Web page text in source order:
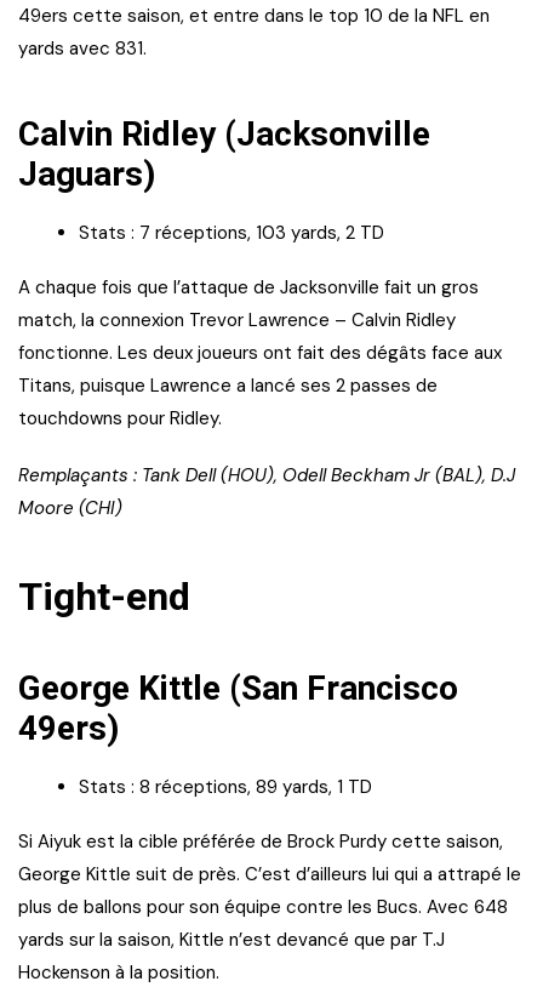
49ers cette saison, et entre dans le top 10 de la NFL en
yards avec 831.
Calvin Ridley (Jacksonville
Jaguars)
Stats : 7 réceptions, 103 yards, 2 TD
A chaque fois que l’attaque de Jacksonville fait un gros
match, la connexion Trevor Lawrence – Calvin Ridley
fonctionne. Les deux joueurs ont fait des dégâts face aux
Titans, puisque Lawrence a lancé ses 2 passes de
touchdowns pour Ridley.
Remplaçants : Tank Dell (HOU), Odell Beckham Jr (BAL), D.J
Moore (CHI)
Tight-end
George Kittle (San Francisco
49ers)
Stats : 8 réceptions, 89 yards, 1 TD
Si Aiyuk est la cible préférée de Brock Purdy cette saison,
George Kittle suit de près. C’est d’ailleurs lui qui a attrapé le
plus de ballons pour son équipe contre les Bucs. Avec 648
yards sur la saison, Kittle n’est devancé que par T.J
Hockenson à la position.